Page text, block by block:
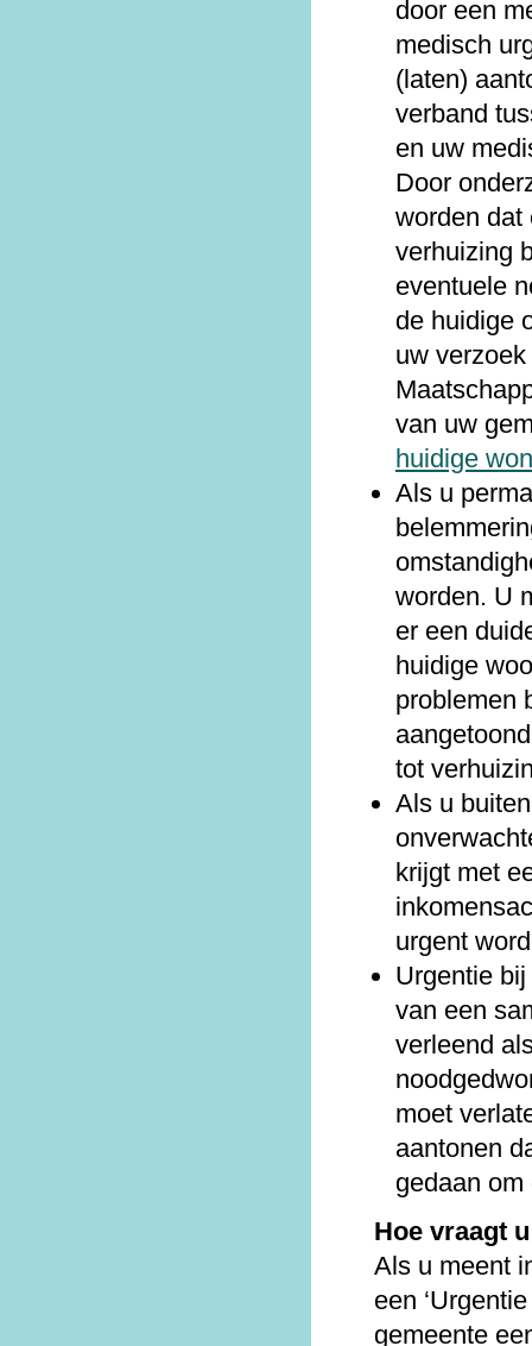
door een
medisch
(laten)
verband
en uw
Door
worden dat
verhuizing
eventuele
de huidige
uw
van uw
huidige
Als u
worden. U
er een
huidige
problemen
tot
Als u
krijgt met
urgent
Urgentie
van een
verleend
moet
aantonen
gedaan
Hoe vraagt
Als u meent
een
gemeente